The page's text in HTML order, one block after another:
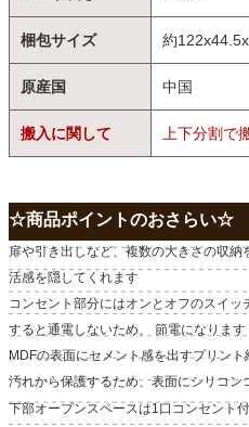
梱包サイズ 約
原産国 中国
搬入に関して 上下分割で
☆商品ポイントのおさらい☆
扉や引き出しなど、複数の大きさの収
活感を隠してくれます
コンセント部分にはオンとオフのスイ
すると通電しないため、 節電になります
MDFの表面にセメント感を出すプリン
汚れから保護するため、表面にシリコン
下部オープンスペースは1口コンセント